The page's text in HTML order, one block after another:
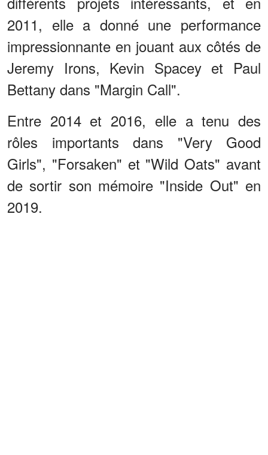
2011, elle a donné une performance
impressionnante en jouant aux côtés de
Jeremy Irons, Kevin Spacey et Paul
Bettany dans "Margin Call".
Entre 2014 et 2016, elle a tenu des
rôles importants dans "Very Good
Girls", "Forsaken" et "Wild Oats" avant
de sortir son mémoire "Inside Out" en
2019.